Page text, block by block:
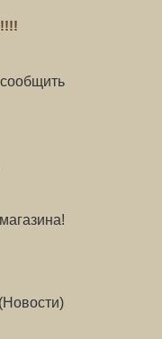
(Новости)